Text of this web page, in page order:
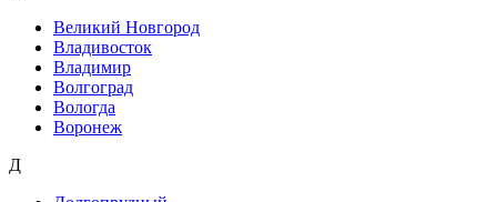
Великий Новгород
Владивосток
Владимир
Волгоград
Вологда
Воронеж
Д